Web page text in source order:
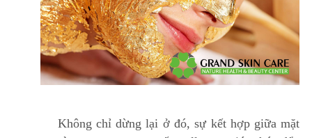
Không chỉ dừng lại ở đó, sự kết hợp giữa mặt